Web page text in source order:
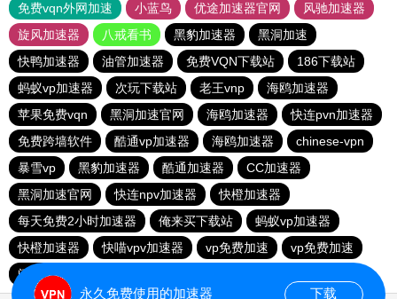
免费vqn外网加速
小蓝鸟 优途加速器官网
风驰加速器
旋风加速器
八戒看书 黑豹加速器
黑洞加速
快鸭加速器
油管加速器 免费VQN下载站
186下载站
蚂蚁vp加速器
次玩下载站 老王vnp
海鸥加速器
苹果免费vqn
黑洞加速官网 海鸥加速器
快连pvn加速器
免费跨墙软件
酷通vp加速器 海鸥加速器
chinese-vpn
暴雪vp
黑豹加速器 酷通加速器
CC加速器
黑洞加速官网
快连npv加速器
快橙加速器
每天免费2小时加速器
俺来买下载站
蚂蚁vp加速器
快橙加速器
快喵vpv加速器 vp免费加速
vp免费加速
闪电猫加速器-speedcat
永久免费使用的加速器 下载